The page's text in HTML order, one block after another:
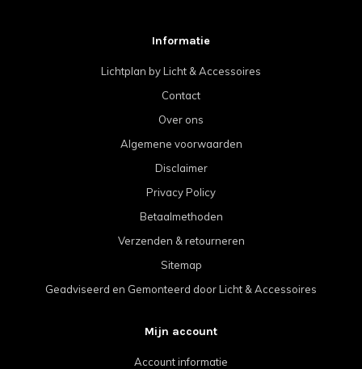
Informatie
Lichtplan by Licht & Accessoires
Contact
Over ons
Algemene voorwaarden
Disclaimer
Privacy Policy
Betaalmethoden
Verzenden & retourneren
Sitemap
Geadviseerd en Gemonteerd door Licht & Accessoires
Mijn account
Account informatie